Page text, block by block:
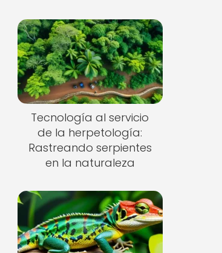
Tecnología al servicio
de la herpetología:
Rastreando serpientes
en la naturaleza